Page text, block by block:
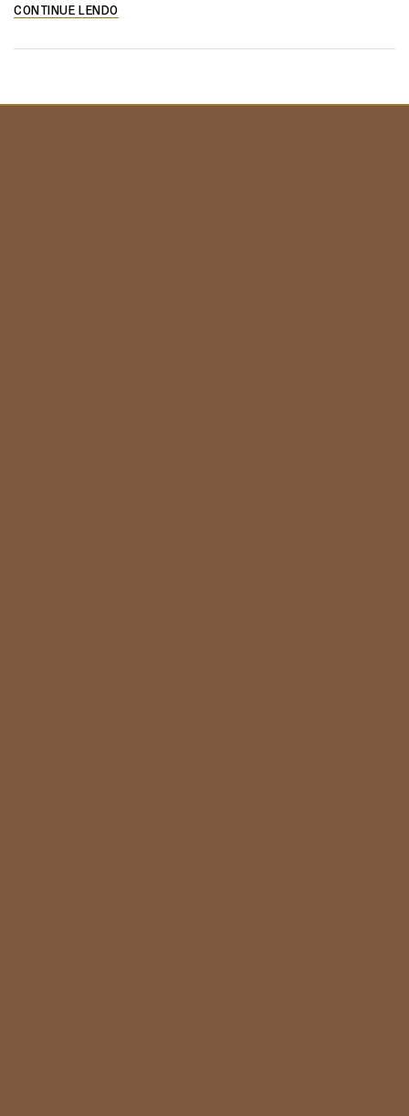
penhora do único imóvel de um homem para quitar
dívida de indenização por danos morais causados
CONTINUE LENDO